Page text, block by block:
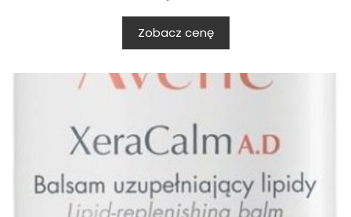
Zobacz cenę